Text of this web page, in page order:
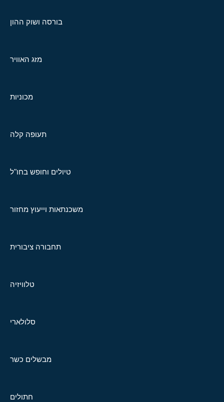
בורסה ושוק ההון
מזג האוויר
מכוניות
תעופה קלה
טיולים וחופש בחו"ל
משכנתאות וייעוץ מחזור
תחבורה ציבורית
טלוויזיה
סלולארי
מבשלים כשר
חתולים